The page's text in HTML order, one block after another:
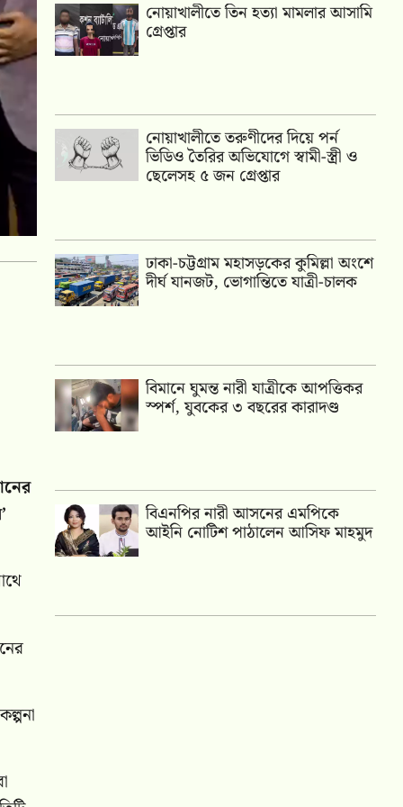
নোয়াখালীতে তিন হত্যা মামলার আসামি
গ্রেপ্তার
নোয়াখালীতে তরুণীদের দিয়ে পর্ন
ভিডিও তৈরির অভিযোগে স্বামী-স্ত্রী ও
ছেলেসহ ৫ জন গ্রেপ্তার
ঢাকা-চট্টগ্রাম মহাসড়কের কুমিল্লা অংশে
দীর্ঘ যানজট, ভোগান্তিতে যাত্রী-চালক
বিমানে ঘুমন্ত নারী যাত্রীকে আপত্তিকর
স্পর্শ, যুবকের ৩ বছরের কারাদণ্ড
বিএনপির নারী আসনের এমপিকে
আইনি নোটিশ পাঠালেন আসিফ মাহমুদ